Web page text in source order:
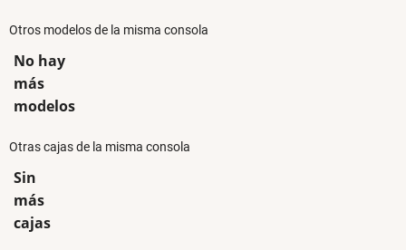
Otros modelos de la misma consola
No hay
más
modelos
Otras cajas de la misma consola
Sin
más
cajas